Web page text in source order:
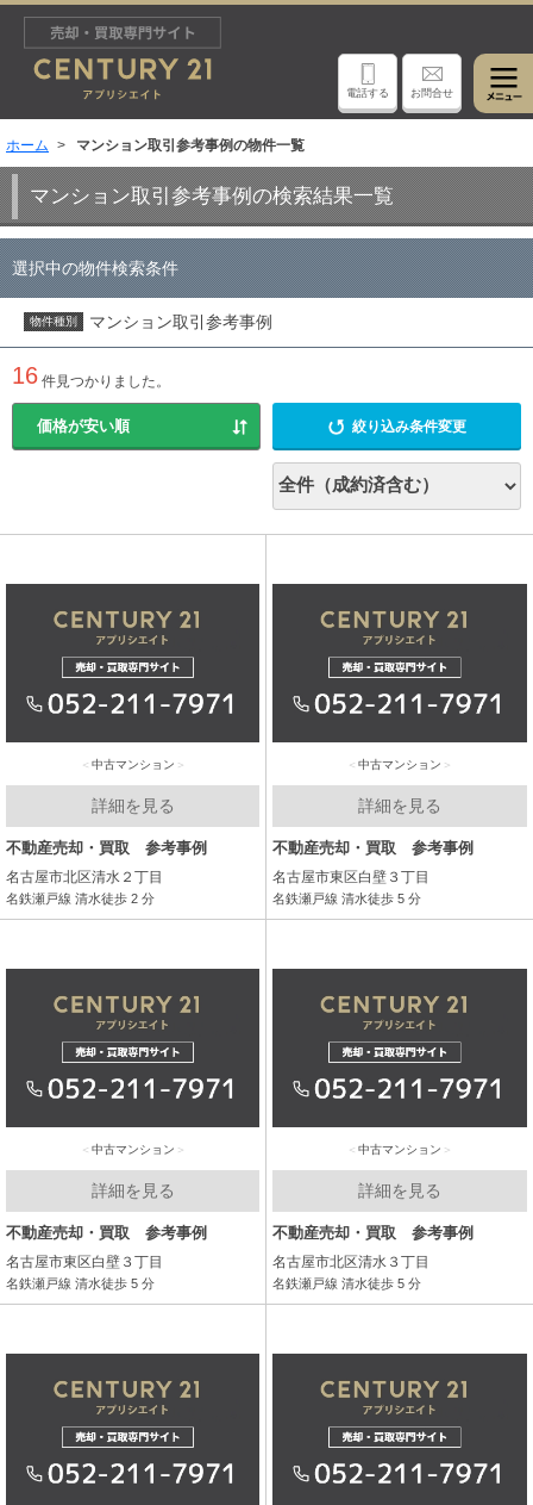
電話する お問合せ
ホーム マンション取引参考事例の物件一覧
マンション取引参考事例の検索結果一覧
選択中の物件検索条件
物件種別 マンション取引参考事例
16 件見つかりました。
絞り込み条件変更
中古マンション
詳細を見る
不動産売却・買取 参考事例
名古屋市北区清水２丁目
名鉄瀬戸線 清水徒歩 2 分
中古マンション
詳細を見る
不動産売却・買取 参考事例
名古屋市東区白壁３丁目
名鉄瀬戸線 清水徒歩 5 分
中古マンション
詳細を見る
不動産売却・買取 参考事例
名古屋市東区白壁３丁目
名鉄瀬戸線 清水徒歩 5 分
中古マンション
詳細を見る
不動産売却・買取 参考事例
名古屋市北区清水３丁目
名鉄瀬戸線 清水徒歩 5 分